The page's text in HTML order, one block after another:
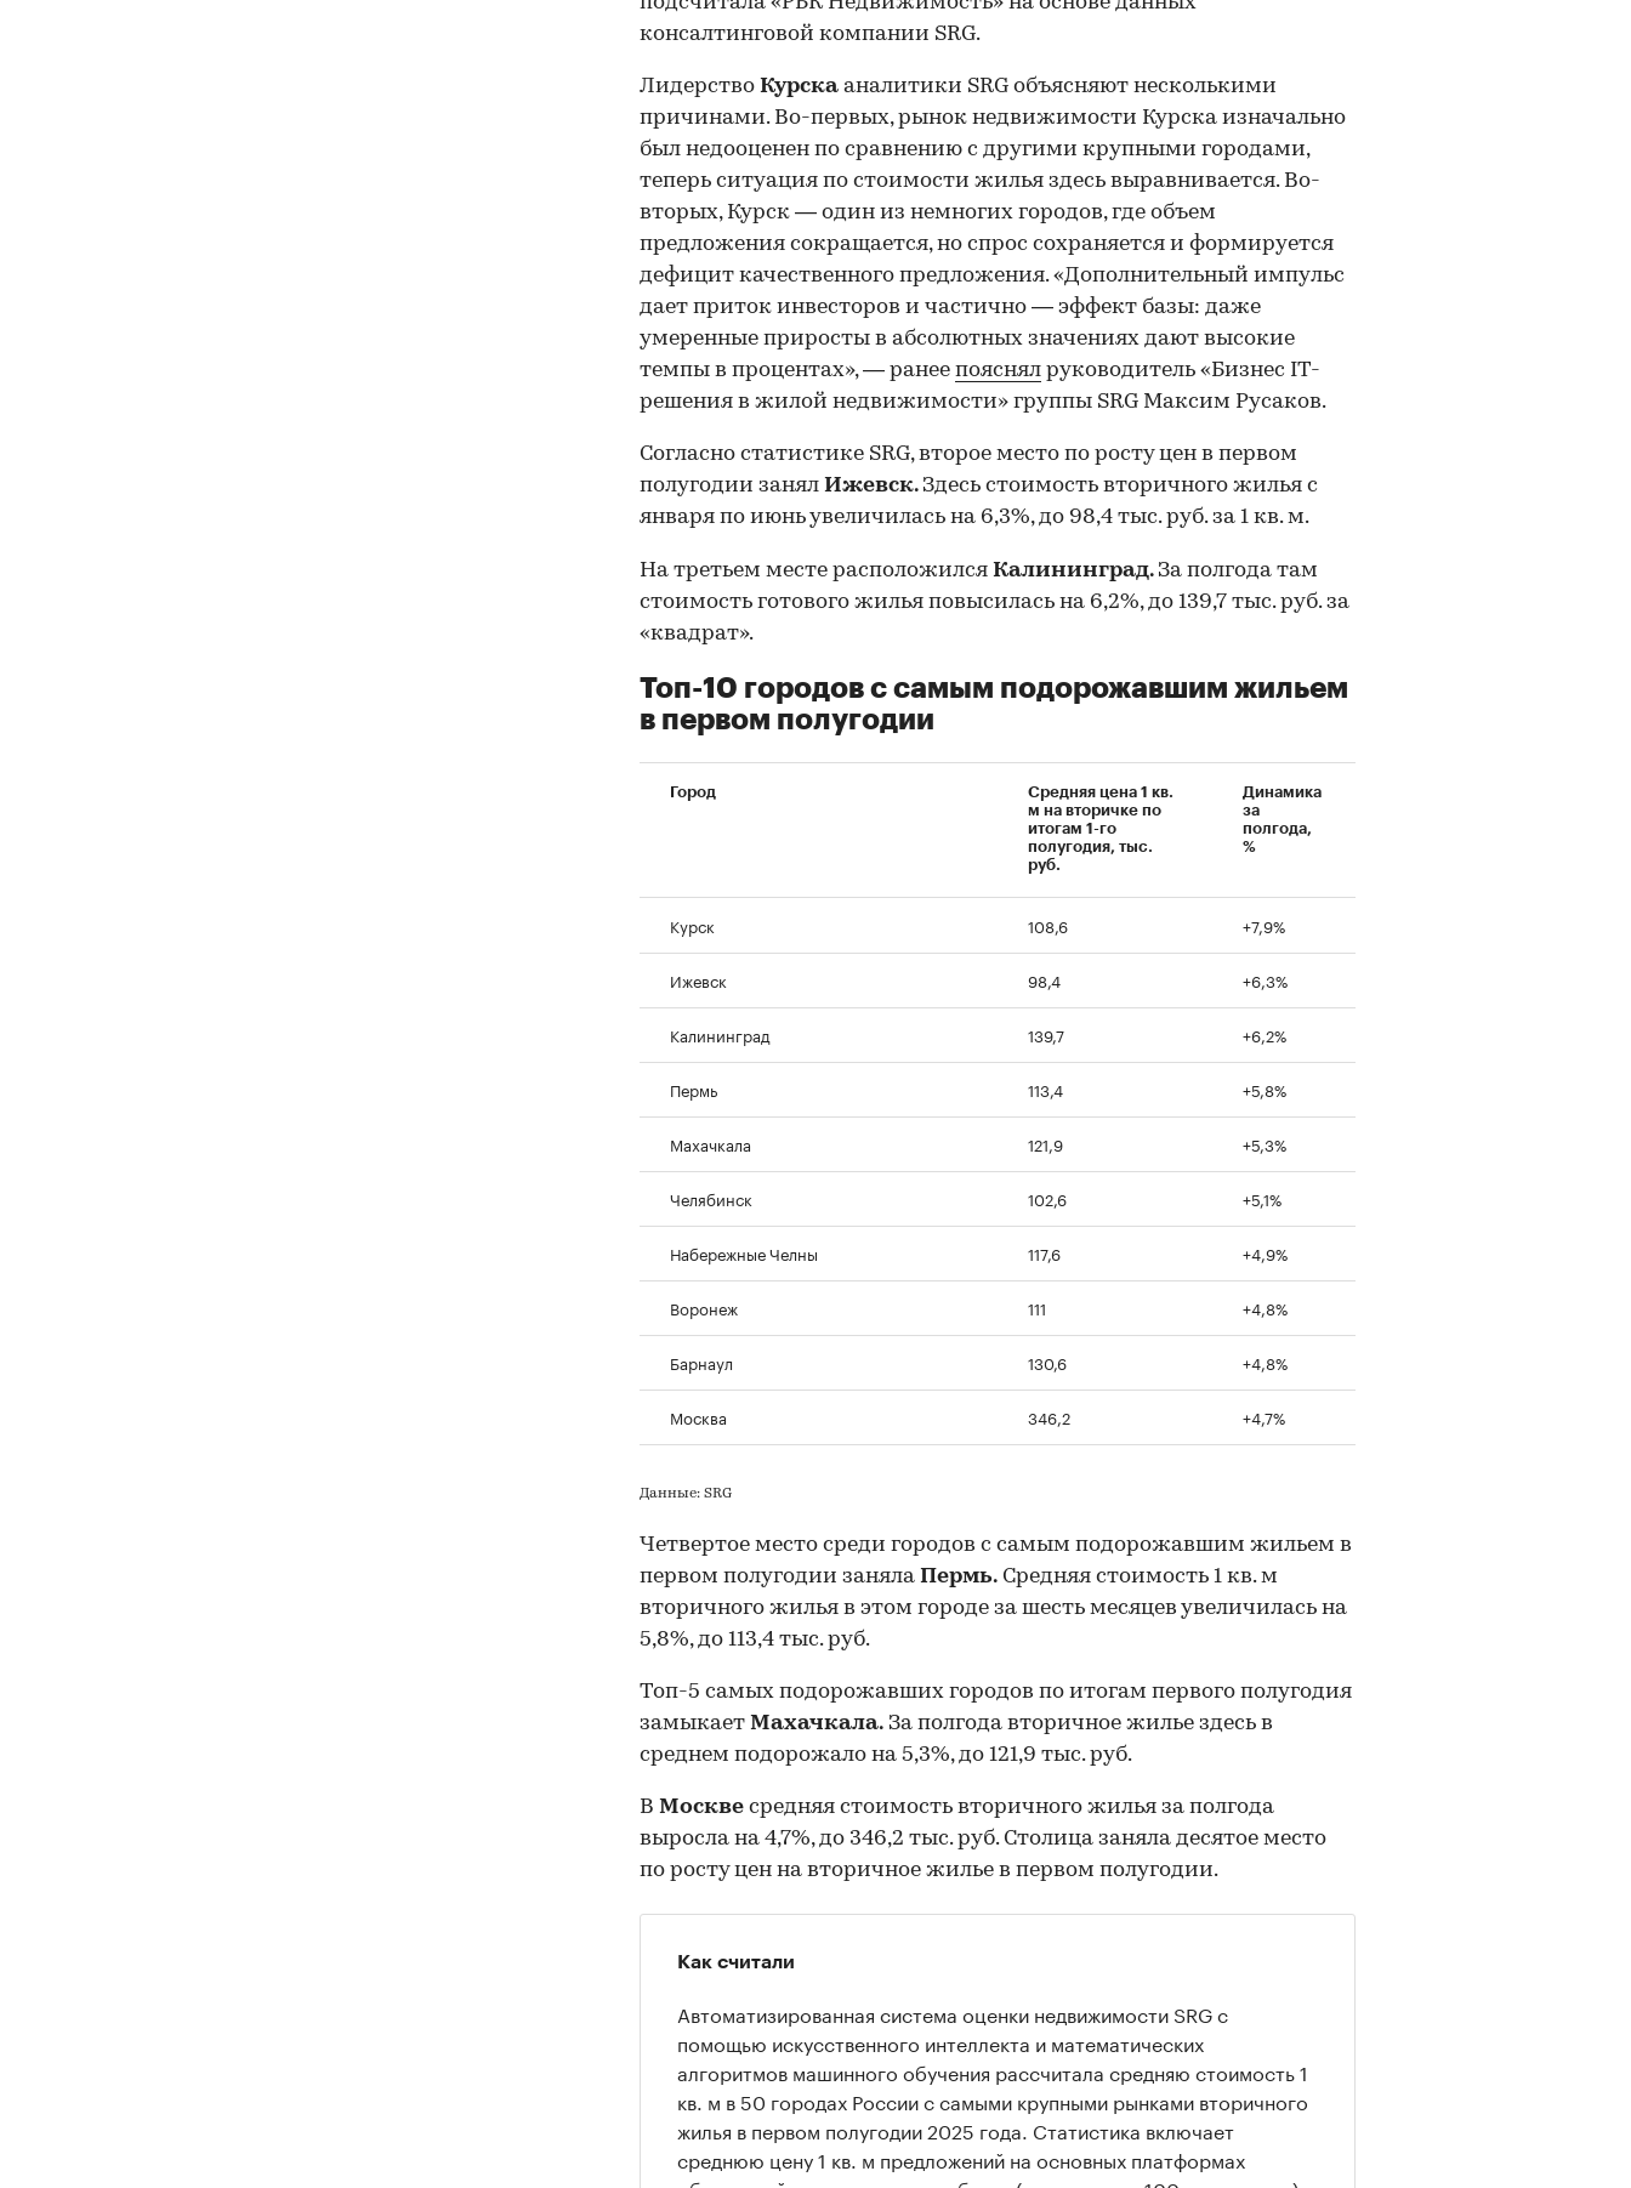
консалтинговой компании SRG.
Лидерство Курска аналитики SRG объясняют несколькими
причинами. Во-первых, рынок недвижимости Курска изначально
был недооценен по сравнению с другими крупными городами,
теперь ситуация по стоимости жилья здесь выравнивается. Во-
вторых, Курск — один из немногих городов, где объем
предложения сокращается, но спрос сохраняется и формируется
дефицит качественного предложения. «Дополнительный импульс
дает приток инвесторов и частично — эффект базы: даже
умеренные приросты в абсолютных значениях дают высокие
темпы в процентах», — ранее пояснял руководитель «Бизнес IT-
решения в жилой недвижимости» группы SRG Максим Русаков.
Согласно статистике SRG, второе место по росту цен в первом
полугодии занял Ижевск. Здесь стоимость вторичного жилья с
января по июнь увеличилась на 6,3%, до 98,4 тыс. руб. за 1 кв. м.
На третьем месте расположился Калининград. За полгода там
стоимость готового жилья повысилась на 6,2%, до 139,7 тыс. руб. за
«квадрат».
Топ-10 городов с самым подорожавшим жильем
в первом полугодии
Город
Средняя цена 1 кв.
м на вторичке по
итогам 1-го
полугодия, тыс.
руб.
Динамика
за
полгода,
%
Курск 108,6 +7,9%
Ижевск 98,4 +6,3%
Калининград 139,7 +6,2%
Пермь 113,4 +5,8%
Махачкала 121,9 +5,3%
Челябинск 102,6 +5,1%
Набережные Челны 117,6 +4,9%
Воронеж 111 +4,8%
Барнаул 130,6 +4,8%
Москва 346,2 +4,7%
Данные: SRG
Четвертое место среди городов с самым подорожавшим жильем в
первом полугодии заняла Пермь. Средняя стоимость 1 кв. м
вторичного жилья в этом городе за шесть месяцев увеличилась на
5,8%, до 113,4 тыс. руб.
Топ-5 самых подорожавших городов по итогам первого полугодия
замыкает Махачкала. За полгода вторичное жилье здесь в
среднем подорожало на 5,3%, до 121,9 тыс. руб.
В Москве средняя стоимость вторичного жилья за полгода
выросла на 4,7%, до 346,2 тыс. руб. Столица заняла десятое место
по росту цен на вторичное жилье в первом полугодии.
Как считали
Автоматизированная система оценки недвижимости SRG с
помощью искусственного интеллекта и математических
алгоритмов машинного обучения рассчитала средняю стоимость 1
кв. м в 50 городах России с самыми крупными рынками вторичного
жилья в первом полугодии 2025 года. Статистика включает
среднюю цену 1 кв. м предложений на основных платформах